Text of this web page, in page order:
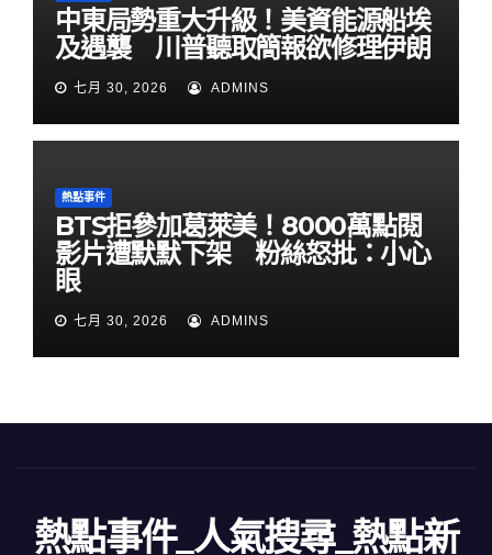
中東局勢重大升級！美資能源船埃
及遇襲 川普聽取簡報欲修理伊朗
七月 30, 2026 ADMINS
熱點事件
BTS拒參加葛萊美！8000萬點閱
影片遭默默下架 粉絲怒批：小心
眼
七月 30, 2026 ADMINS
熱點事件_人氣搜尋_熱點新